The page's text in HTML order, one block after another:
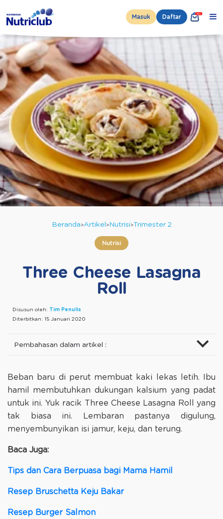
Masuk Daftar
Beranda Artikel Nutrisi Trimester 2
Nutrisi
Three Cheese Lasagna
Roll
Disusun oleh: Tim Penulis
Diterbitkan: 15 Januari 2020
Pembahasan dalam artikel :
Beban baru di perut membuat kaki lekas letih. Ibu
hamil membutuhkan dukungan kalsium yang padat
untuk ini. Yuk racik Three Cheese Lasagna Roll yang
tak biasa ini. Lembaran pastanya digulung,
menyembunyikan isi jamur, keju, dan terung.
Baca Juga:
Tips dan Cara Berpuasa bagi Mama Hamil
Resep Bruschetta Keju Bakar
Resep Burger Salmon